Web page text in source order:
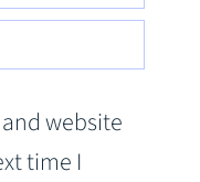
website
time I